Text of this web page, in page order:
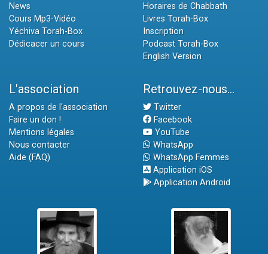
News
Cours Mp3-Vidéo
Yéchiva Torah-Box
Dédicacer un cours
Horaires de Chabbath
Livres Torah-Box
Inscription
Podcast Torah-Box
English Version
L'association
A propos de l'association
Faire un don !
Mentions légales
Nous contacter
Aide (FAQ)
Retrouvez-nous...
Twitter
Facebook
YouTube
WhatsApp
WhatsApp Femmes
Application iOS
Application Android